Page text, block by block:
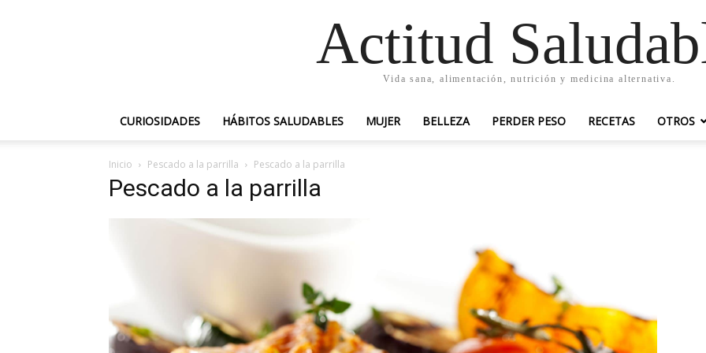
Actitud
Vida sana, alimentación, nutrición y medicina alternativa.
CURIOSIDADES HÁBITOS SALUDABLES MUJER BELLEZA PERDER PESO RECETAS OTROS
Inicio Pescado a la parrilla Pescado a la parrilla
Pescado a la parrilla